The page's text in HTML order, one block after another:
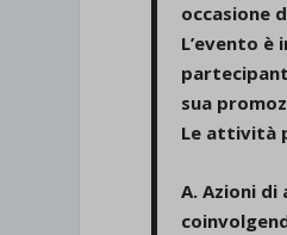
occasione
L’evento
sua
Le attività
A. Azioni